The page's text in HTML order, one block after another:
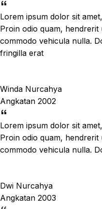
Lorem ipsum dolor sit
Proin odio quam,
commodo vehicula nulla.
fringilla erat
Winda Nurcahya
Angkatan 2002
Lorem ipsum dolor sit
Proin odio quam,
commodo vehicula nulla.
Dwi Nurcahya
Angkatan 2003